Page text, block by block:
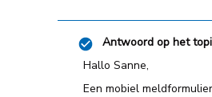
Antwoord op het
Hallo Sanne,
Een mobiel